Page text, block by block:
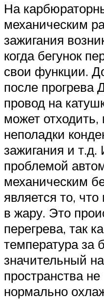
На
механическим
зажигания
когда бегунок
свои функции.
после прогрева
провод на
может отходить,
неполадки
зажигания и т.д.
проблемой
механическим
является то, что
в жару. Это
перегрева, так
температура за
значительный
пространства
нормально